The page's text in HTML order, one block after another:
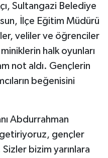
Sultangazi Belediye
İlçe Eğitim Müdürü
veliler ve öğrenciler
miniklerin halk oyunları
not aldı. Gençlerin
beğenisini
Abdurrahman
gençler
bizim yarınlara